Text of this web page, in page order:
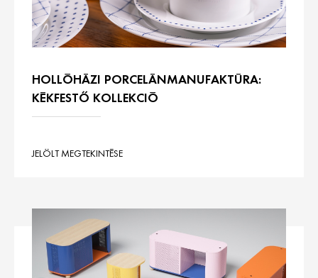
HOLLÓHÁZI PORCELÁNMANUFAKTÚRA:
KÉKFESTŐ KOLLEKCIÓ
JELÖLT MEGTEKINTÉSE